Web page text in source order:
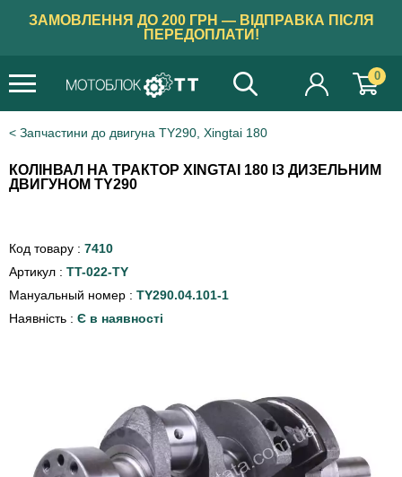
ЗАМОВЛЕННЯ ДО 200 ГРН — ВІДПРАВКА ПІСЛЯ
ПЕРЕДОПЛАТИ!
0
Запчастини до двигуна TY290, Xingtai 180
КОЛІНВАЛ НА ТРАКТОР XINGTAI 180 ІЗ ДИЗЕЛЬНИМ
ДВИГУНОМ TY290
Код товару : 7410
Артикул : TT-022-TY
Мануальный номер : TY290.04.101-1
Наявність : Є в наявності